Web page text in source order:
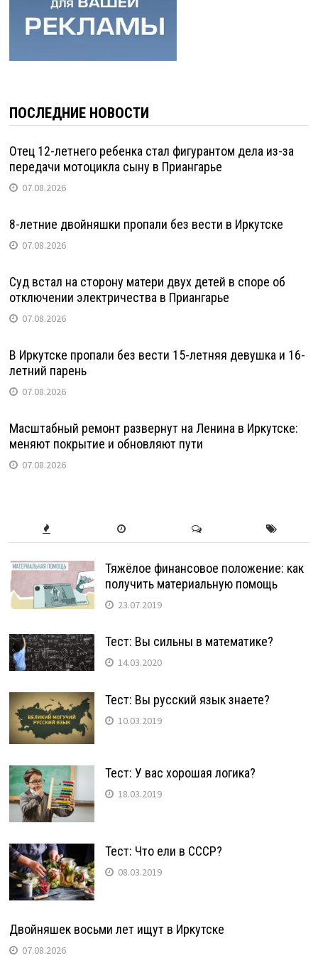
ПОСЛЕДНИЕ НОВОСТИ
Отец 12-летнего ребенка стал фигурантом дела из-за
передачи мотоцикла сыну в Приангарье
07.08.2026
8-летние двойняшки пропали без вести в Иркутске
07.08.2026
Суд встал на сторону матери двух детей в споре об
отключении электричества в Приангарье
07.08.2026
В Иркутске пропали без вести 15-летняя девушка и 16-
летний парень
07.08.2026
Масштабный ремонт развернут на Ленина в Иркутске:
меняют покрытие и обновляют пути
07.08.2026
Тяжёлое финансовое положение: как
получить материальную помощь
23.07.2019
Тест: Вы сильны в математике?
14.03.2020
Тест: Вы русский язык знаете?
10.03.2019
Тест: У вас хорошая логика?
18.03.2019
Тест: Что ели в СССР?
08.03.2019
Двойняшек восьми лет ищут в Иркутске
07.08.2026